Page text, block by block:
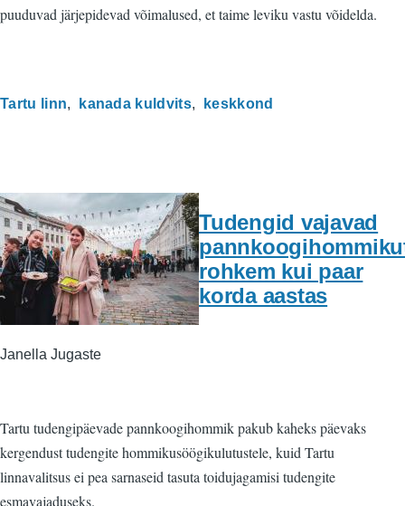
puuduvad järjepidevad võimalused, et taime leviku vastu võidelda.
Tartu linn kanada kuldvits keskkond
Tudengid vajavad
rohkem kui paar
korda aastas
Janella Jugaste
Tartu tudengipäevade pannkoogihommik pakub kaheks päevaks
kergendust tudengite hommikusöögikulutustele, kuid Tartu
linnavalitsus ei pea sarnaseid tasuta toidujagamisi tudengite
esmavajaduseks.